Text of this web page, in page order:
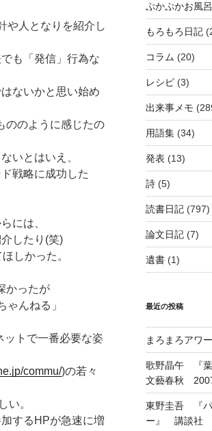
や人となりを紹介し
も「発信」行為な
ないかと思い始め
ののように感じたの
いとはいえ、
戦略に成功した
には、
したり(笑)
しかった。
かったが
んねる」
ットで一番必要な姿
commu/)の若々
い。
するHPが急速に増
ぷかぷかお風
もろもろ日記
コラム (20)
レシピ(3)
出来事メモ
用語集(34)
発表 (13)
詩(5)
読書日記(797)
論文日記(7)
遺書(1)
最近の投稿
まろまろアワ
歌野晶午 『
文藝春秋
東野圭吾 『パ
ー』 講談社